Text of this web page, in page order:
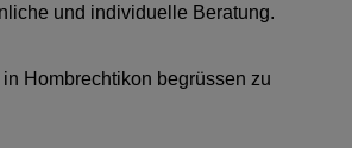
und individuelle Beratung.
Hombrechtikon begrüssen zu